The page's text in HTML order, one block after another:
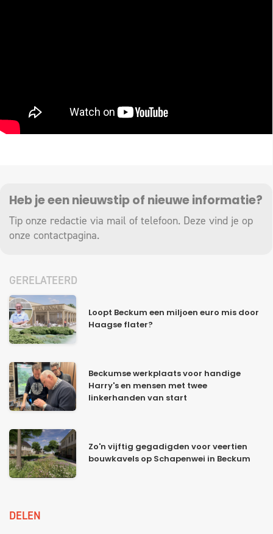
Heb je een nieuwstip of nieuwe informatie?
Tip onze redactie via mail of telefoon. Deze vind je op
onze contactpagina.
GERELATEERD
Loopt Beckum een miljoen euro mis door
Haagse flater?
Beckumse werkplaats voor handige
Harry's en mensen met twee
linkerhanden van start
Zo'n vijftig gegadigden voor veertien
bouwkavels op Schapenwei in Beckum
DELEN